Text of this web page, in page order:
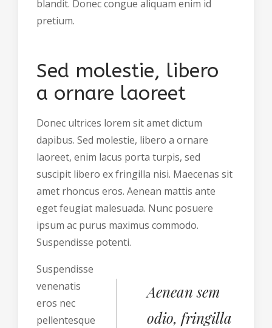
blandit. Donec congue aliquam enim id
pretium.
Sed molestie, libero
a ornare laoreet
Donec ultrices lorem sit amet dictum
dapibus. Sed molestie, libero a ornare
laoreet, enim lacus porta turpis, sed
suscipit libero ex fringilla nisi. Maecenas sit
amet rhoncus eros. Aenean mattis ante
eget feugiat malesuada. Nunc posuere
ipsum ac purus maximus commodo.
Suspendisse potenti.
Aenean sem
odio, fringilla
Suspendisse
venenatis
eros nec
pellentesque